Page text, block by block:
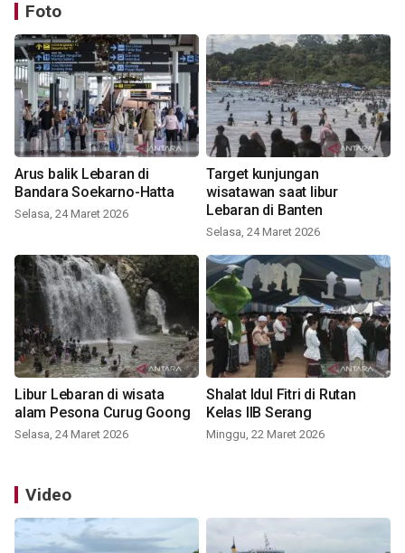
Foto
Arus balik Lebaran di
Bandara Soekarno-Hatta
Selasa, 24 Maret 2026
Target kunjungan
wisatawan saat libur
Lebaran di Banten
Selasa, 24 Maret 2026
Libur Lebaran di wisata
alam Pesona Curug Goong
Selasa, 24 Maret 2026
Shalat Idul Fitri di Rutan
Kelas IIB Serang
Minggu, 22 Maret 2026
Video